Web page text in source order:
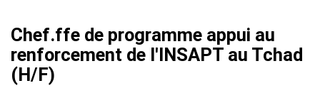
Chef.ffe de programme appui au
renforcement de l'INSAPT au Tchad
(H/F)